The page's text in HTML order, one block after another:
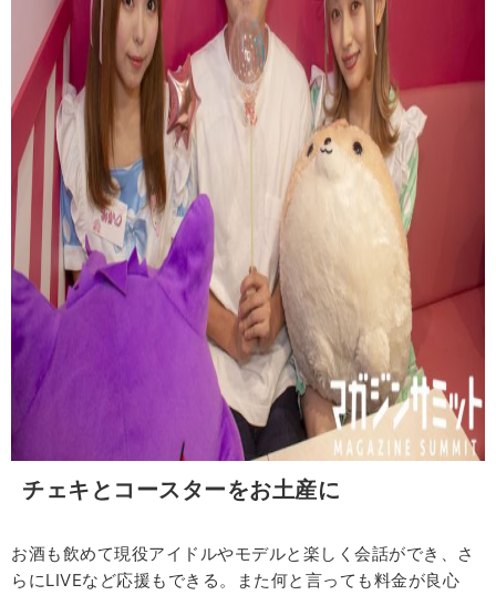
チェキとコースターをお土産に
お酒も飲めて現役アイドルやモデルと楽しく会話ができ、さ
らにLIVEなど応援もできる。また何と言っても料金が良心